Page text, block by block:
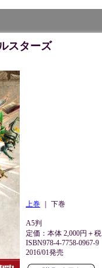
スターズ
上巻 ｜ 下巻
A5判
定価：本体 2,000円＋税
ISBN978-4-7758-0967-9
2016/01発売